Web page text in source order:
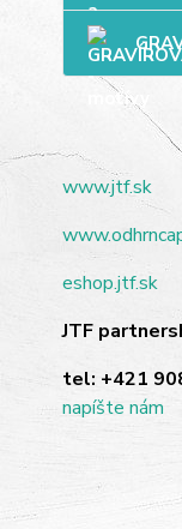
www.jtf.sk
eshop.jtf.sk
JTF
tel: +421
napíšte nám